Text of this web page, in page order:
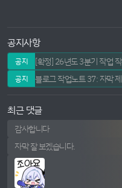
공지사항
공지 [확정] 26년도 3분기 작업
공지 블로그 작업노트 37: 자막
최근 댓글
감사합니다
자막 잘 보겠습니다.